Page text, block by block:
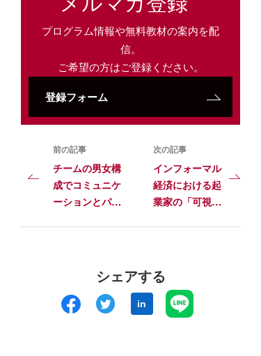
プログラム情報や無料教材の案内を配
信。
ご希望の方はご登録ください。
登録フォーム
前の記事
チームの男女構
成でコミュニケ
ーションとパフ
次の記事
インフォーマル
経済における起
業家の「可視性
ク
シェアする
in